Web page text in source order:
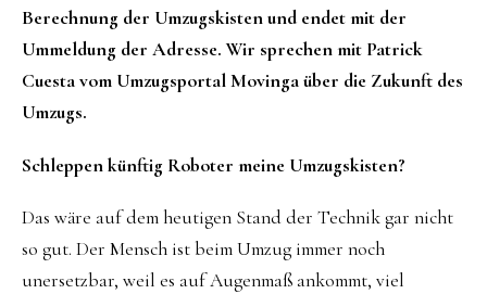
Berechnung der Umzugskisten und endet mit der
Ummeldung der Adresse. Wir sprechen mit Patrick
Cuesta vom Umzugsportal Movinga über die Zukunft des
Umzugs.
Schleppen künftig Roboter meine Umzugskisten?
Das wäre auf dem heutigen Stand der Technik gar nicht
so gut. Der Mensch ist beim Umzug immer noch
unersetzbar, weil es auf Augenmaß ankommt, viel